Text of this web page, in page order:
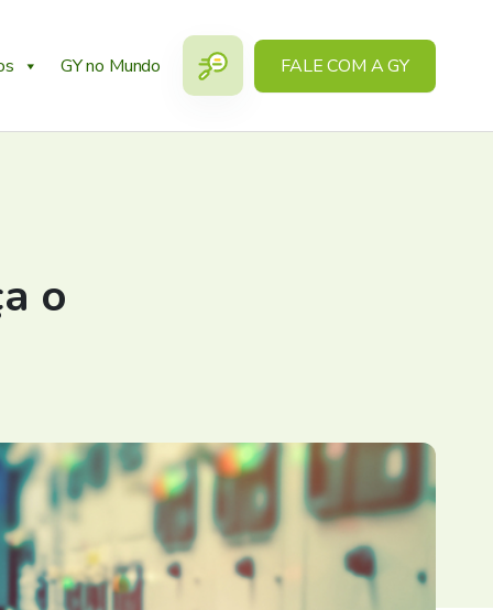
GY no Mundo FALE COM A GY
o